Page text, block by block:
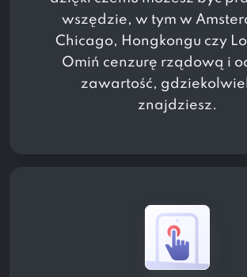
wszędzie, w tym w
Chicago, Hongkongu czy
Omiń cenzurę rządową i
zawartość,
znajdziesz.